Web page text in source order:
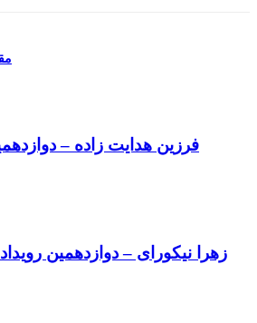
فرزين هدايت زاده –
زهرا نیکورای – دوازدهمین